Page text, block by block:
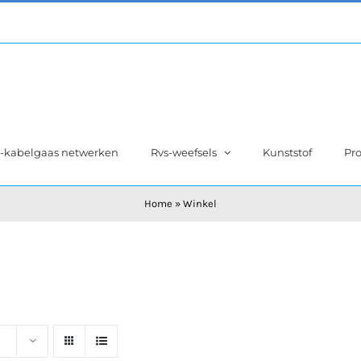
kabelgaas netwerken Rvs-weefsels Kunststof
Home » Winkel